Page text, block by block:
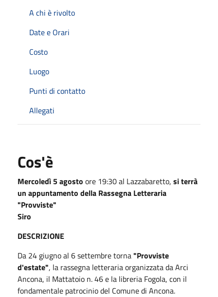
A chi è rivolto
Date e Orari
Costo
Luogo
Punti di contatto
Allegati
Cos'è
Mercoledì 5 agosto ore 19:30 al Lazzabaretto, si terrà
un appuntamento della Rassegna Letteraria
"Provviste"
Siro
DESCRIZIONE
Da 24 giugno al 6 settembre torna"Provviste
d'estate", la rassegna letteraria organizzata da Arci
Ancona, il Mattatoio n. 46 e la libreria Fogola, con il
fondamentale patrocinio del Comune di Ancona.